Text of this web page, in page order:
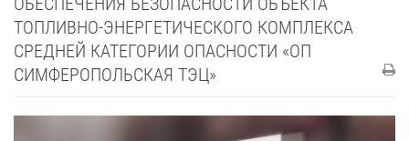
ТОПЛИВНО-ЭНЕРГЕТИЧЕСКОГО КОМПЛЕКСА
СРЕДНЕЙ КАТЕГОРИИ ОПАСНОСТИ «ОП
СИМФЕРОПОЛЬСКАЯ ТЭЦ»